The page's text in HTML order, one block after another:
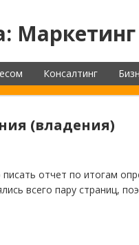
Маркетинг
Консалтинг
(владения)
отчет по итогам
всего пару страниц,